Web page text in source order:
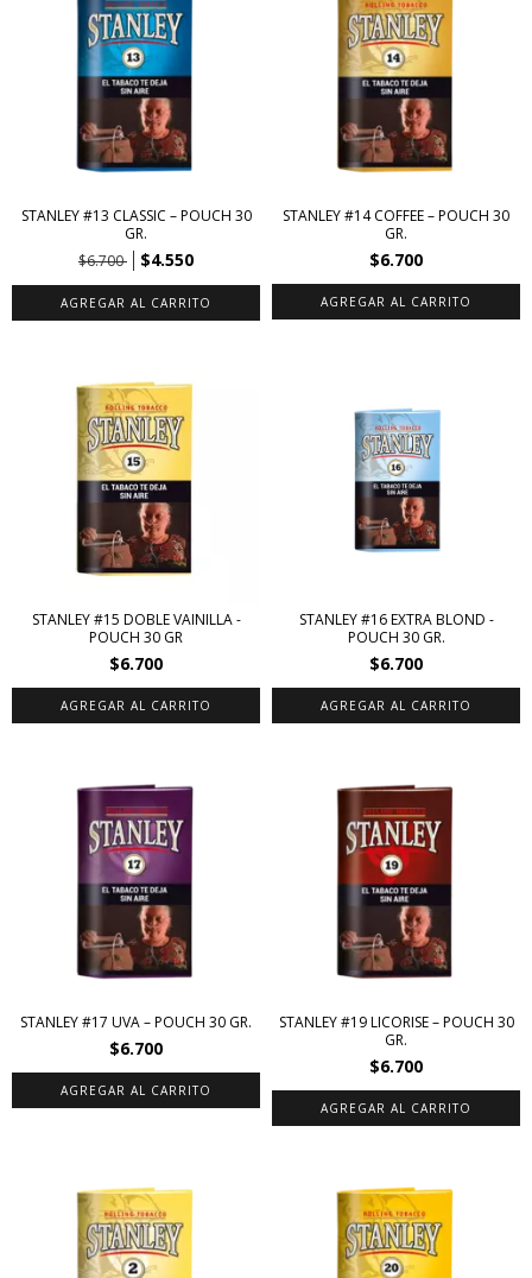
STANLEY #13 CLASSIC – POUCH 30
GR.
$6.700
$4.550
STANLEY #14 COFFEE – POUCH 30
GR.
$6.700
STANLEY #15 DOBLE VAINILLA -
POUCH 30 GR
$6.700
STANLEY #16 EXTRA BLOND -
POUCH 30 GR.
$6.700
STANLEY #17 UVA – POUCH 30 GR.
$6.700
STANLEY #19 LICORISE – POUCH 30
GR.
$6.700